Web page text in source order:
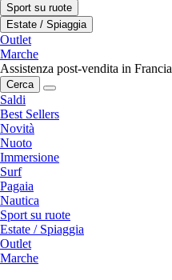
Sport su ruote
Estate / Spiaggia
Outlet
Marche
Assistenza post-vendita in Francia
Cerca
Saldi
Best Sellers
Novità
Nuoto
Immersione
Surf
Pagaia
Nautica
Sport su ruote
Estate / Spiaggia
Outlet
Marche